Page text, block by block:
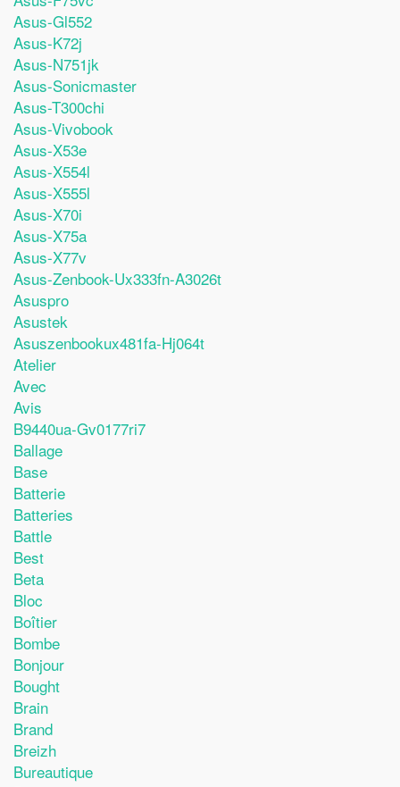
Asus-Gl552
Asus-K72j
Asus-N751jk
Asus-Sonicmaster
Asus-T300chi
Asus-Vivobook
Asus-X53e
Asus-X554l
Asus-X555l
Asus-X70i
Asus-X75a
Asus-X77v
Asus-Zenbook-Ux333fn-A3026t
Asuspro
Asustek
Asuszenbookux481fa-Hj064t
Atelier
Avec
Avis
B9440ua-Gv0177ri7
Ballage
Base
Batterie
Batteries
Battle
Best
Beta
Bloc
Boîtier
Bombe
Bonjour
Bought
Brain
Brand
Breizh
Bureautique